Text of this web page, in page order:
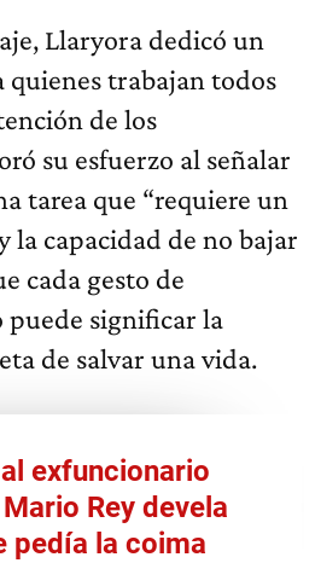
Llaryora dedicó un
quienes trabajan todos
de los
su esfuerzo al señalar
tarea que “requiere un
la capacidad de no bajar
cada gesto de
puede significar la
de salvar una vida.
exfuncionario
Rey devela
pedía la coima